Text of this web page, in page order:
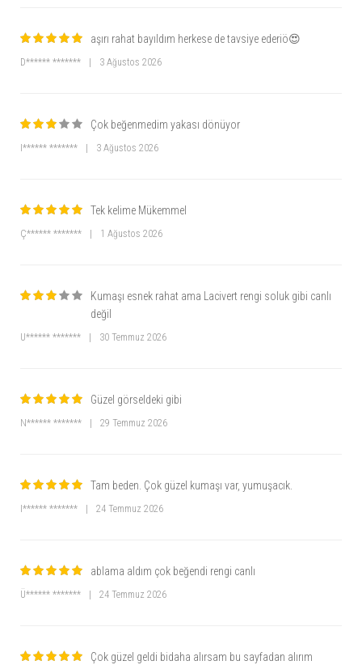
aşırı rahat bayıldım herkese de tavsiye ederiö😍
D****** ******* 3 Ağustos 2026
Çok beğenmedim yakası dönüyor
I****** ******* 3 Ağustos 2026
Tek kelime Mükemmel
Ç****** ******* 1 Ağustos 2026
Kumaşı esnek rahat ama Lacivert rengi soluk gibi canlı
değil
U****** ******* 30 Temmuz 2026
Güzel görseldeki gibi
N****** ******* 29 Temmuz 2026
Tam beden. Çok güzel kumaşı var, yumuşacık.
I****** ******* 24 Temmuz 2026
ablama aldım çok beğendi rengi canlı
Ü****** ******* 24 Temmuz 2026
Çok güzel geldi bidaha alırsam bu sayfadan alırım